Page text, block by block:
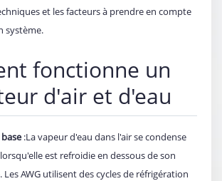
et les facteurs à prendre en compte
système.
fonctionne un
d'air et d'eau
:La vapeur d'eau dans l'air se condense
est refroidie en dessous de son
AWG utilisent des cycles de réfrigération